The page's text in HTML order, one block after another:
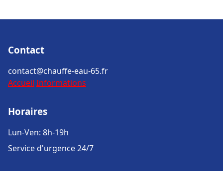
Contact
contact@chauffe-eau-65.fr
Accueil Informations
Horaires
Lun-Ven: 8h-19h
Service d'urgence 24/7